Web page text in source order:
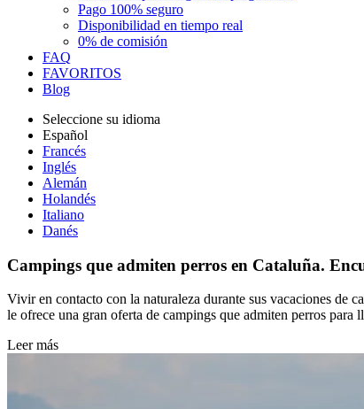
Pago 100% seguro
Disponibilidad en tiempo real
0% de comisión
FAQ
FAVORITOS
Blog
Seleccione su idioma
Español
Francés
Inglés
Alemán
Holandés
Italiano
Danés
Campings que admiten perros en Cataluña.
Vivir en contacto con la naturaleza durante sus vacaciones de
le ofrece una gran oferta de campings que admiten perros para
Leer más